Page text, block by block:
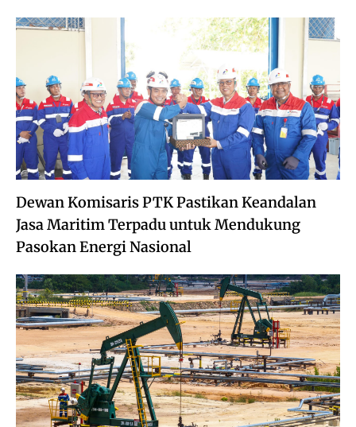
Dewan Komisaris PTK Pastikan Keandalan
Jasa Maritim Terpadu untuk Mendukung
Pasokan Energi Nasional